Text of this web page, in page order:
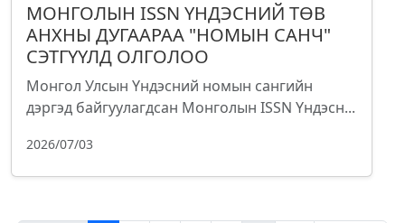
МОНГОЛЫН ISSN ҮНДЭСНИЙ ТӨВ
АНХНЫ ДУГААРАА "НОМЫН САНЧ"
СЭТГҮҮЛД ОЛГОЛОО
Монгол Улсын Үндэсний номын сангийн
дэргэд байгуулагдсан Монголын ISSN Үндэсн...
2026/07/03